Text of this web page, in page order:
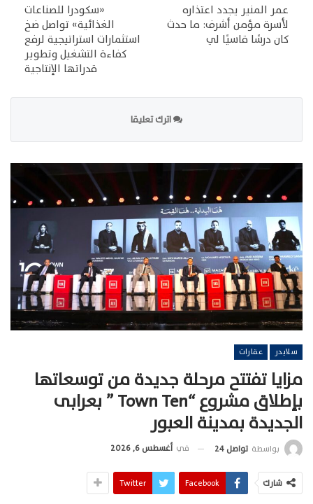
عمر المنير يجدد اعتذاره
لأسرة مؤمن أشرف: ما حدث
كان درسًا قاسيًا لي
«سكودرا للصناعات
الغذائية» تواصل ضخ
استثمارات استراتيجية لرفع
كفاءة التشغيل وتطوير
قدراتها الإنتاجية
اترك تعليقا
سلايدر عقارات
مزايا تفتتح مرحلة جديدة من توسعاتها
بإطلاق مشروع “Town Ten ” بعرابى
الجديدة بمدينة العبور
بواسطة تواصل 24 في أغسطس 6, 2026
شارك Facebook
Twitter